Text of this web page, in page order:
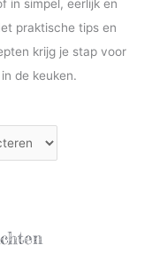
in simpel, eerlijk en
praktische tips en
krijg je stap voor
de keuken.